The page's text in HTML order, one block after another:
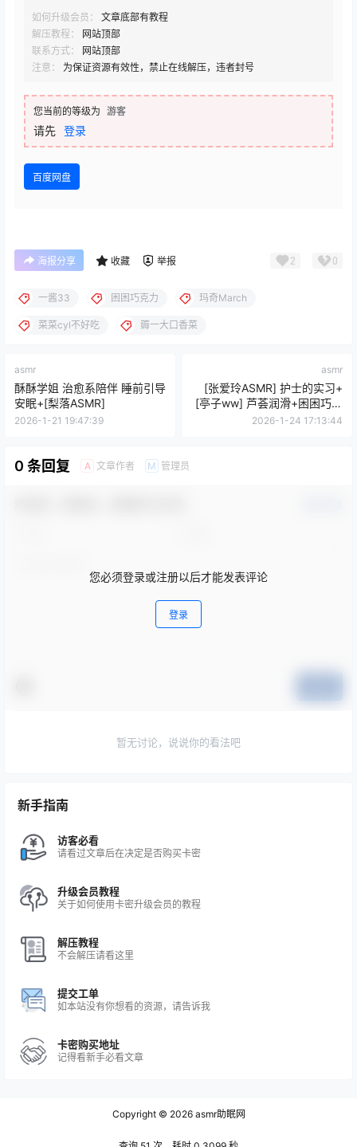
如何升级会员：
文章底部有教程
解压教程：
网站顶部
联系方式：
网站顶部
注意：
为保证资源有效性，禁止在线解压，违者封号
您当前的等级为 游客
请先 登录
百度网盘
海报分享 收藏 举报 2 0
一酱33 困困巧克力 玛奇March
菜菜cyl不好吃 薅一大口香菜
asmr
酥酥学姐 治愈系陪伴 睡前引导
安眠+[梨落ASMR]
2026-1-21 19:47:39
asmr
[张爱玲ASMR] 护士的实习+
[亭子ww] 芦荟润滑+困困巧克
力 +[霜霜] 刮擦
2026-1-24 17:13:44
0 条回复 A 文章作者 M 管理员
您必须登录或注册以后才能发表评论
登录
暂无讨论，说说你的看法吧
新手指南
访客必看
请看过文章后在决定是否购买卡密
升级会员教程
关于如何使用卡密升级会员的教程
解压教程
不会解压请看这里
提交工单
如本站没有你想看的资源，请告诉我
卡密购买地址
记得看新手必看文章
Copyright © 2026asmr助眠网